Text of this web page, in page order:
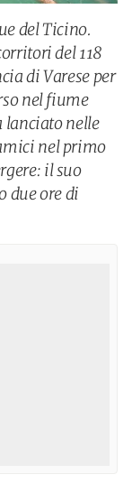
del Ticino.
del 118
di Varese per
nel fiume
lanciato nelle
nel primo
il suo
due ore di